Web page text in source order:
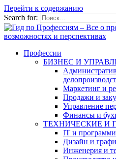
Перейти к содержанию
Search for:
Профессии
БИЗНЕС И
Маркетинг и
Продажи и
Управление
Финансы и
ТЕХНИЧЕСКИЕ И
IT и
Дизайн и
Инженерия и